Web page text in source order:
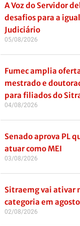
A Voz do Servidor
desafios para a
Judiciário
05/08/2026
Fumec amplia
mestrado e
para filiados do
04/08/2026
Senado aprova PL
atuar como MEI
03/08/2026
Sitraemg vai ativar
categoria em agosto
02/08/2026